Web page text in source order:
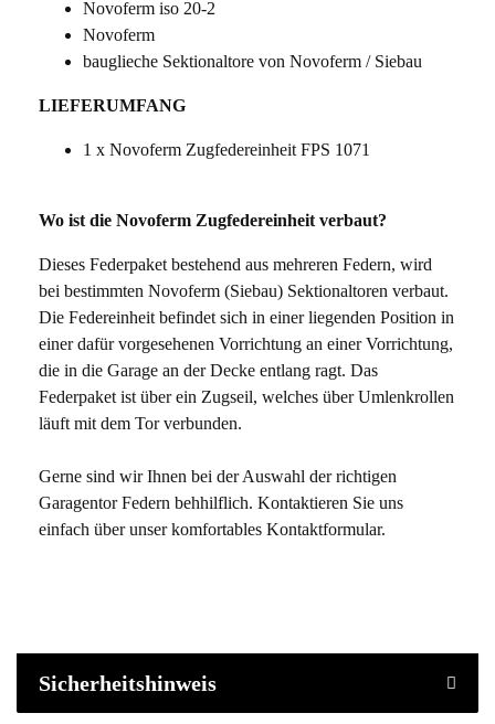
Novoferm iso 20-2
Novoferm
bauglieche Sektionaltore von Novoferm / Siebau
LIEFERUMFANG
1 x Novoferm Zugfedereinheit FPS 1071
Wo ist die Novoferm Zugfedereinheit verbaut?
Dieses Federpaket bestehend aus mehreren Federn, wird
bei bestimmten Novoferm (Siebau) Sektionaltoren verbaut.
Die Federeinheit befindet sich in einer liegenden Position in
einer dafür vorgesehenen Vorrichtung an einer Vorrichtung,
die in die Garage an der Decke entlang ragt. Das
Federpaket ist über ein Zugseil, welches über Umlenkrollen
läuft mit dem Tor verbunden.
Gerne sind wir Ihnen bei der Auswahl der richtigen
Garagentor Federn behhilflich. Kontaktieren Sie uns
einfach über unser komfortables Kontaktformular.
Sicherheitshinweis